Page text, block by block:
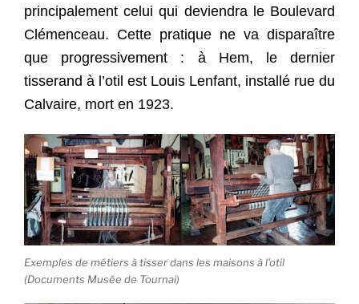
principalement celui qui deviendra le Boulevard
Clémenceau. Cette pratique ne va disparaître
que progressivement : à Hem, le dernier
tisserand à l’otil est Louis Lenfant, installé rue du
Calvaire, mort en 1923.
Exemples de métiers à tisser dans les maisons à l’otil
(Documents Musée de Tournai)